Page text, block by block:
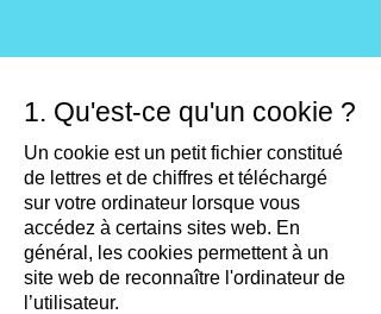
1. Qu'est-ce qu'un cookie ?
Un cookie est un petit fichier constitué
de lettres et de chiffres et téléchargé
sur votre ordinateur lorsque vous
accédez à certains sites web. En
général, les cookies permettent à un
site web de reconnaître l'ordinateur de
l’utilisateur.